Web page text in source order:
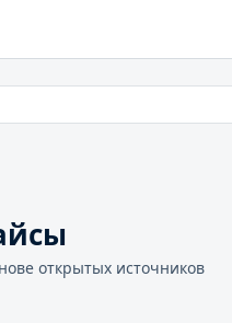
открытых источников